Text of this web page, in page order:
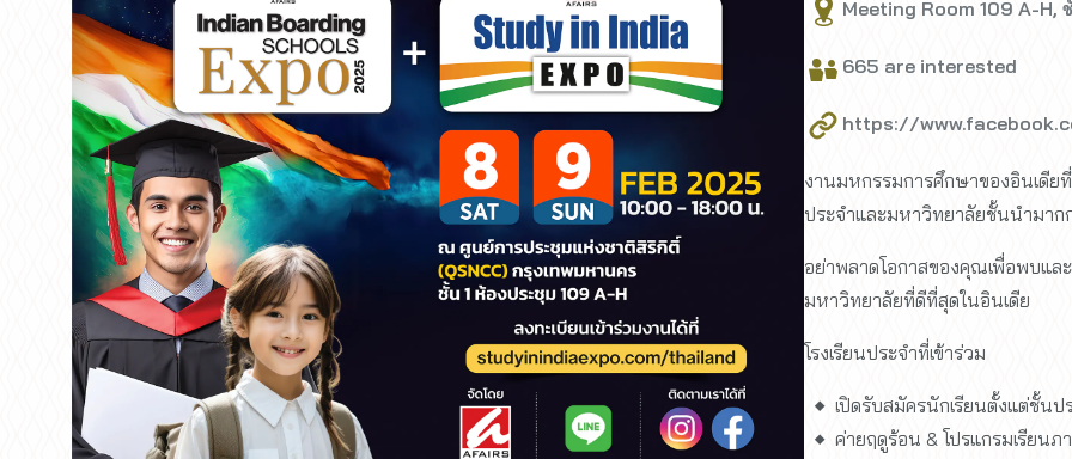
Meeting Room 109 A-H,
665 are interested
https://
งานมหกรรมการศึกษาของอินเดีย
ประจำและมหาวิทยาลัยชั้นนำมาก
อย่าพลาดโอกาสของคุณเพื่อพบแล
มหาวิทยาลัยที่ดีที่สุดในอินเดีย
โรงเรียนประจำที่เข้าร่วม
เปิดรับสมัครนักเรียนตั้งแต่ชั้น
ค่ายฤดูร้อน & โปรแกรมเรียน